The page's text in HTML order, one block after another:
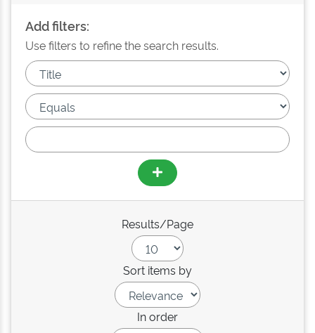
Add filters:
Use filters to refine the search results.
Results/Page
Sort items by
In order